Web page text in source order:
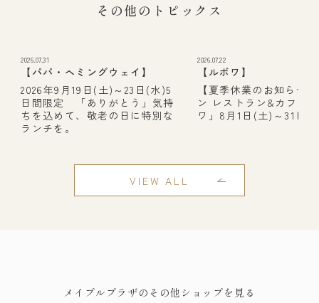
その他のトピックス
2026年9月19日(土)～23日(水)5
日間限定 「ありがとう」気持
ちを込めて、敬老の日に特別な
ランチを。
【パパ・ヘミングウェイ】
2026.07.31
【夏季休業のお知らせ
ン レストラン&カフェ
ワ」8月1日(土)～31日(
【ルボワ】
2026.07.22
VIEW ALL
メイプルプラザのその他ショップを見る